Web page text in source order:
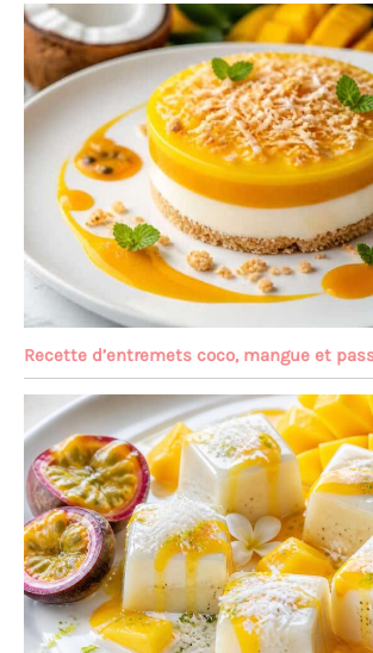
Recette d’entremets coco, mangue et